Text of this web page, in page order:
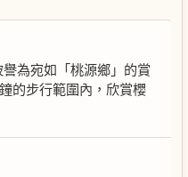
為宛如「桃源鄉」的賞
的步行範圍內，欣賞櫻